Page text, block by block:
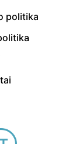
politika